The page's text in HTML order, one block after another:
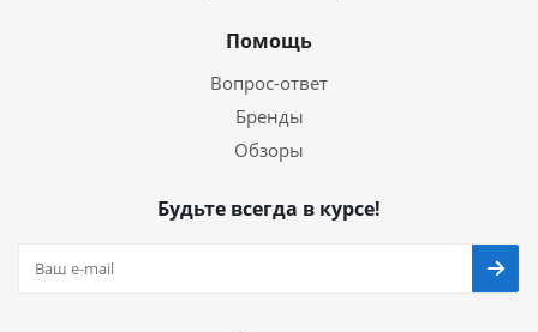
Помощь
Вопрос-ответ
Бренды
Обзоры
Будьте всегда в курсе!